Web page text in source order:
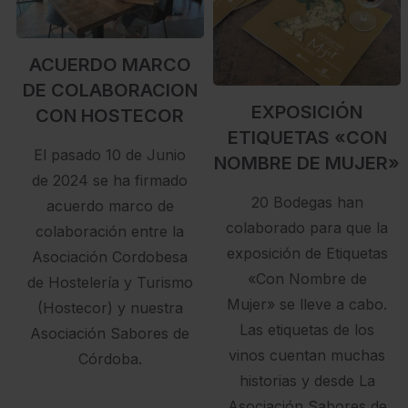
ACUERDO MARCO
DE COLABORACION
CON HOSTECOR
El pasado 10 de Junio
de 2024 se ha firmado
acuerdo marco de
colaboración entre la
Asociación Cordobesa
de Hostelería y Turismo
(Hostecor) y nuestra
Asociación Sabores de
Córdoba.
EXPOSICIÓN
ETIQUETAS «CON
NOMBRE DE MUJER»
20 Bodegas han
colaborado para que la
exposición de Etiquetas
«Con Nombre de
Mujer» se lleve a cabo.
Las etiquetas de los
vinos cuentan muchas
historias y desde La